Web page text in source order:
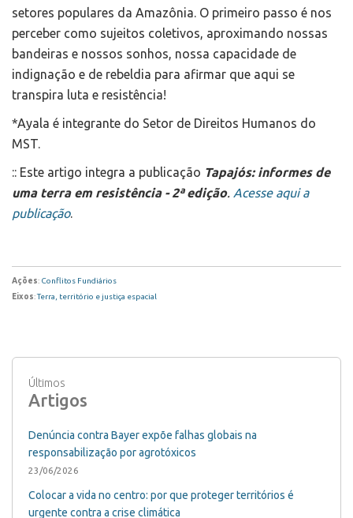
setores populares da Amazônia. O primeiro passo é nos
perceber como sujeitos coletivos, aproximando nossas
bandeiras e nossos sonhos, nossa capacidade de
indignação e de rebeldia para afirmar que aqui se
transpira luta e resistência!
*Ayala é integrante do Setor de Direitos Humanos do
MST.
:: Este artigo integra a publicação Tapajós: informes de
uma terra em resistência - 2ª edição. Acesse aqui a
publicação.
Ações: Conflitos Fundiários
Eixos:Terra, território e justiça espacial
Últimos
Artigos
Denúncia contra Bayer expõe falhas globais na
responsabilização por agrotóxicos
23/06/2026
Colocar a vida no centro: por que proteger territórios é
urgente contra a crise climática